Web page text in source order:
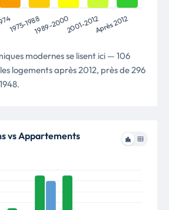
modernes se lisent ici — 106
logements après 2012, près de 296
vs Appartements